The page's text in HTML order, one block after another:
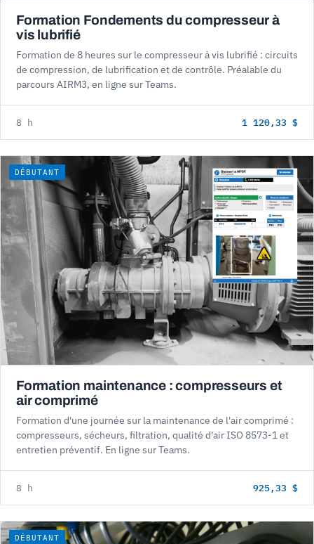
Formation Fondements du compresseur à
vis lubrifié
Formation de 8 heures sur le compresseur à vis lubrifié : circuits
de compression, de lubrification et de contrôle. Préalable du
parcours AIRM3, en ligne sur Teams.
8 h 1 120,33 $
DÉBUTANT
Formation maintenance : compresseurs et
air comprimé
Formation d'une journée sur la maintenance de l'air comprimé :
compresseurs, sécheurs, filtration, qualité d'air ISO 8573-1 et
entretien préventif. En ligne sur Teams.
8 h 925,33 $
DÉBUTANT